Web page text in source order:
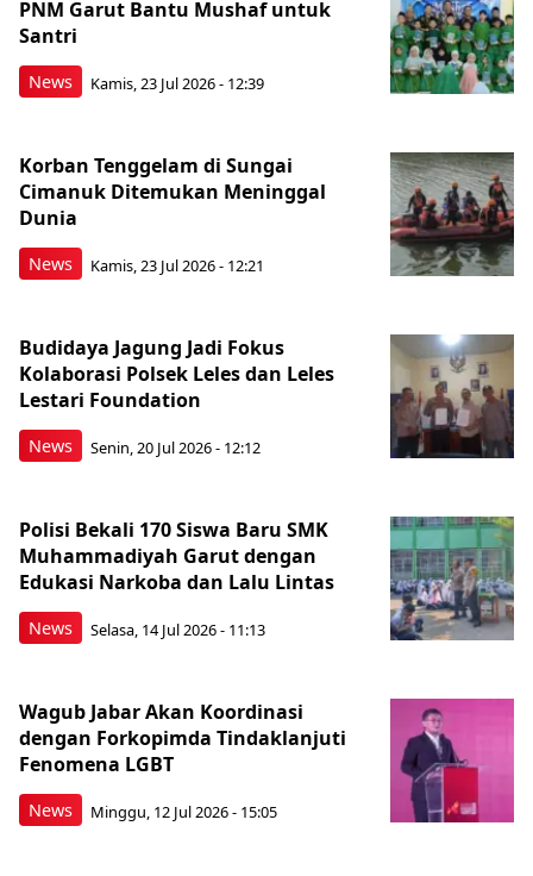
News
PNM Garut Bantu Mushaf untuk
Santri
Kamis, 23 Jul 2026 - 12:39
News
Korban Tenggelam di Sungai
Cimanuk Ditemukan Meninggal
Dunia
Kamis, 23 Jul 2026 - 12:21
News
Budidaya Jagung Jadi Fokus
Kolaborasi Polsek Leles dan Leles
Lestari Foundation
Senin, 20 Jul 2026 - 12:12
News
Polisi Bekali 170 Siswa Baru SMK
Muhammadiyah Garut dengan
Edukasi Narkoba dan Lalu Lintas
Selasa, 14 Jul 2026 - 11:13
News
Wagub Jabar Akan Koordinasi
dengan Forkopimda Tindaklanjuti
Fenomena LGBT
Minggu, 12 Jul 2026 - 15:05